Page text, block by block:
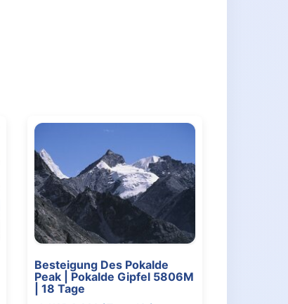
Besteigung Des Pokalde
Peak | Pokalde Gipfel 5806M
| 18 Tage